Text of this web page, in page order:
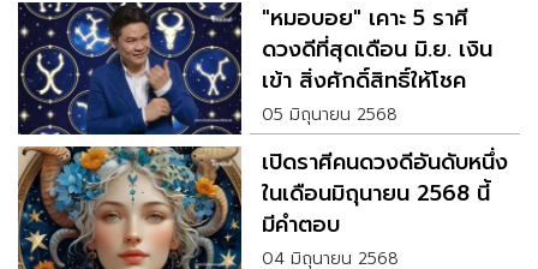
"หมอบอย" เคาะ 5 ราศี
ดวงดีที่สุดเดือน มิ.ย. เงิน
เข้า สิ่งศักดิ์สิทธิ์ให้โชค
05 มิถุนายน 2568
เปิดราศีคนดวงดีอันดับหนึ่ง
ในเดือนมิถุนายน 2568 นี้
มีคำตอบ
04 มิถุนายน 2568